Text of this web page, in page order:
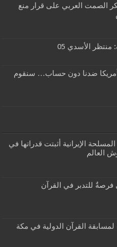
الصمت العربي على قرار منع
الأسدي 05
ضدنا دون حساب… سنقوم
الإيرانية أثبتت قدراتها في
العالم
فرصةٌ للتدبر في القرآن